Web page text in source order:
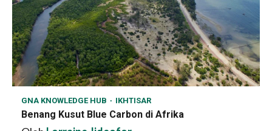
GNA KNOWLEDGE HUB IKHTISAR
Benang Kusut Blue Carbon di Afrika